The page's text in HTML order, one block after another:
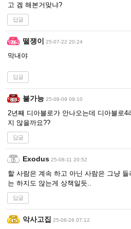
고 겜 해본거맞냐?
답글
떨쟁이 25-07-22 20:24
막내야
답글
불가능 25-08-09 09:10
2년째 디아블로가 안나오는데 디아블로
지 않을까요??
답글
Exodus 25-08-11 20:52
할 사람은 계속 하고 아닌 사람은 그냥
는 하지도 않는게 상책일듯..
답글
악사고집 25-08-26 07:12